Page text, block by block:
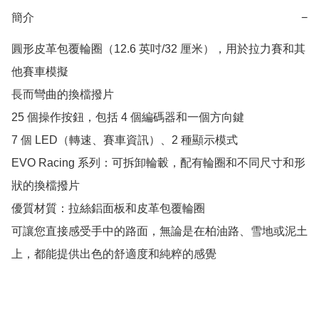
簡介 −
圓形皮革包覆輪圈（12.6 英吋/32 厘米），用於拉力賽和其
他賽車模擬
長而彎曲的換檔撥片
25 個操作按鈕，包括 4 個編碼器和一個方向鍵
7 個 LED（轉速、賽車資訊）、2 種顯示模式
EVO Racing 系列：可拆卸輪轂，配有輪圈和不同尺寸和形
狀的換檔撥片
優質材質：拉絲鋁面板和皮革包覆輪圈
可讓您直接感受手中的路面，無論是在柏油路、雪地或泥土
上，都能提供出色的舒適度和純粹的感覺